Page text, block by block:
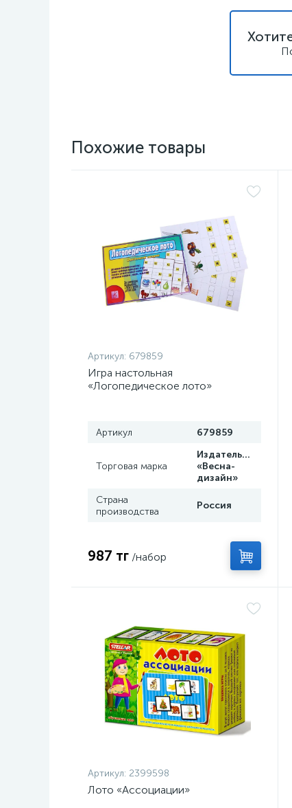
Похожие товары
Артикул: 679859
Игра настольная
«Логопедическое лото»
Артикул 679859
Торговая марка
Издательство
«Весна-
дизайн»
Страна
производства
Россия
987 тг /набор
Артикул: 2399598
Лото «Ассоциации»